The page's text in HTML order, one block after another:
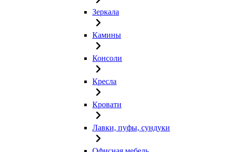
Зеркала
Камины
Консоли
Кресла
Кровати
Лавки, пуфы, сундуки